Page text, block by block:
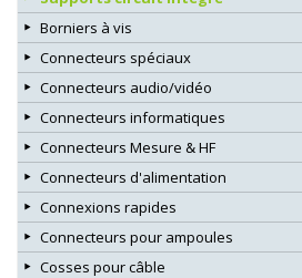
Borniers à vis
Connecteurs spéciaux
Connecteurs audio/vidéo
Connecteurs informatiques
Connecteurs Mesure & HF
Connecteurs d'alimentation
Connexions rapides
Connecteurs pour ampoules
Cosses pour câble